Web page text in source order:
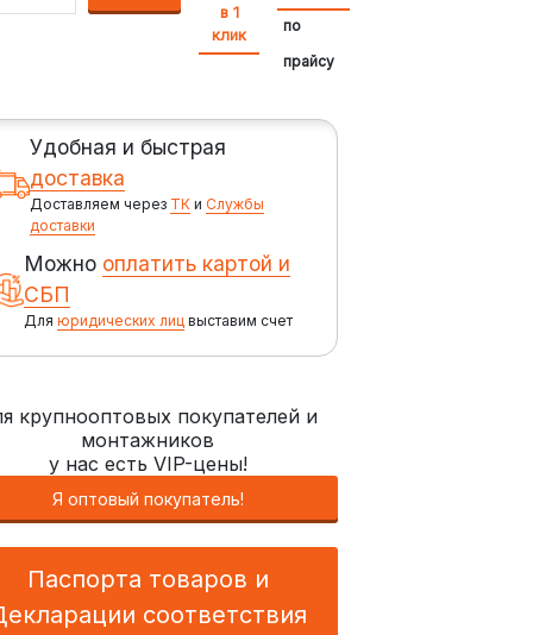
в 1
клик
по
прайсу
Удобная и быстрая
доставка
Доставляем через ТКи Службы
доставки
Можно оплатить картой и
СБП
Для юридических лицвыставим счет
крупнооптовых покупателей и
монтажников
у нас есть VIP-цены!
Я оптовый покупатель!
Паспорта товаров и
соответствия